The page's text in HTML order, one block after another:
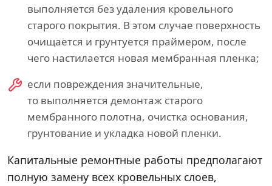
выполняется без удаления кровельного
старого покрытия. В этом случае поверхность
очищается и грунтуется праймером, после
чего настилается новая мембранная пленка;
если повреждения значительные,
то выполняется демонтаж старого
мембранного полотна, очистка основания,
грунтование и укладка новой пленки.
Капитальные ремонтные работы предполагают
полную замену всех кровельных слоев,